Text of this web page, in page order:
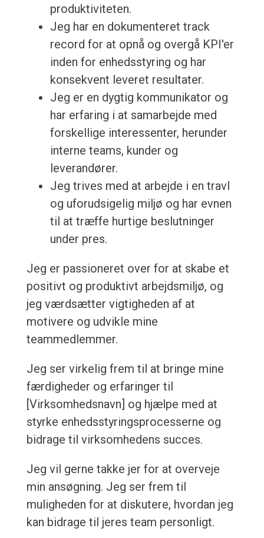
produktiviteten.
Jeg har en dokumenteret track
record for at opnå og overgå KPI'er
inden for enhedsstyring og har
konsekvent leveret resultater.
Jeg er en dygtig kommunikator og
har erfaring i at samarbejde med
forskellige interessenter, herunder
interne teams, kunder og
leverandører.
Jeg trives med at arbejde i en travl
og uforudsigelig miljø og har evnen
til at træffe hurtige beslutninger
under pres.
Jeg er passioneret over for at skabe et
positivt og produktivt arbejdsmiljø, og
jeg værdsætter vigtigheden af at
motivere og udvikle mine
teammedlemmer.
Jeg ser virkelig frem til at bringe mine
færdigheder og erfaringer til
[Virksomhedsnavn] og hjælpe med at
styrke enhedsstyringsprocesserne og
bidrage til virksomhedens succes.
Jeg vil gerne takke jer for at overveje
min ansøgning. Jeg ser frem til
muligheden for at diskutere, hvordan jeg
kan bidrage til jeres team personligt.